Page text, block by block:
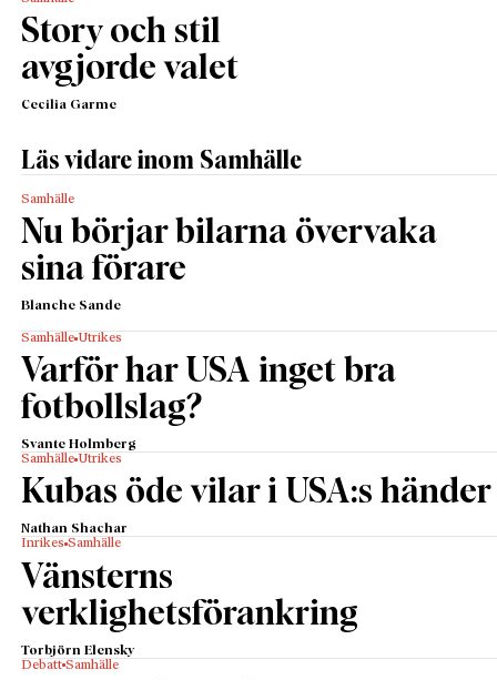
Story och stil
avgjorde valet
Cecilia Garme
Läs vidare inom Samhälle
Samhälle
Nu börjar bilarna övervaka
sina förare
Blanche Sande
Samhälle Utrikes
Varför har USA inget bra
fotbollslag?
Svante Holmberg
Samhälle Utrikes
Kubas öde vilar i USA:s händer
Nathan Shachar
Inrikes Samhälle
Vänsterns
verklighetsförankring
Torbjörn Elensky
Debatt Samhälle